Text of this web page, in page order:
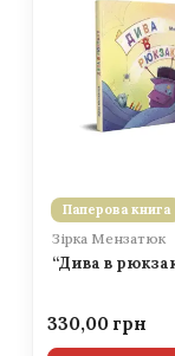
Паперова книга
Зірка Мензатюк
“Дива в
330,00